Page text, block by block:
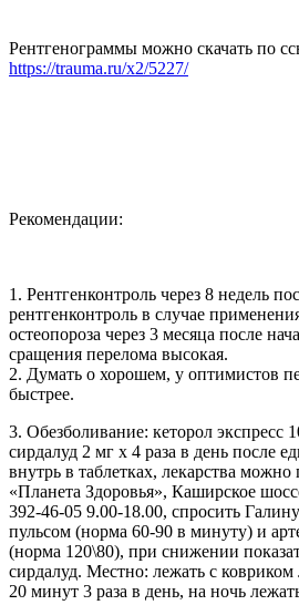
Рентгенограммы можно скачать по
https://trauma.ru/x2/5227/
Рекомендации:
1. Рентгенконтроль через 8 недель
рентгенконтроль в случае
остеопороза через 3 месяца после
сращения перелома высокая.
2. Думать о хорошем, у оптимистов
быстрее.
3. Обезболивание: кеторол экспресс
сирдалуд 2 мг х 4 раза в день после
внутрь в таблетках, лекарства можно
«Планета Здоровья», Каширское
392-46-05 9.00-18.00, спросить
пульсом (норма 60-90 в минуту) и
(норма 120\80), при снижении
сирдалуд. Местно: лежать с
20 минут 3 раза в день, на ночь